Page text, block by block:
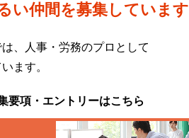
い仲間を募集しています
、人事・労務のプロとして
ます。
要項・エントリーはこちら